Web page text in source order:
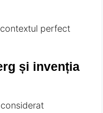
perfect
și invenția